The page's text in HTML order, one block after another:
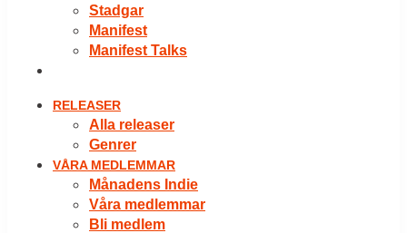
Stadgar
Manifest
Manifest Talks
RELEASER
Alla releaser
Genrer
VÅRA MEDLEMMAR
Månadens Indie
Våra medlemmar
Bli medlem